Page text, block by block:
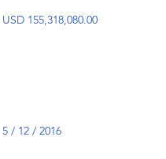
USD 155,318,080.00
5 / 12 / 2016